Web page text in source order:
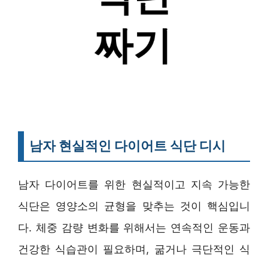
남자 현실적인 다이어트 식단 디시
남자 다이어트를 위한 현실적이고 지속 가능한
식단은 영양소의 균형을 맞추는 것이 핵심입니
다. 체중 감량 변화를 위해서는 연속적인 운동과
건강한 식습관이 필요하며, 굶거나 극단적인 식